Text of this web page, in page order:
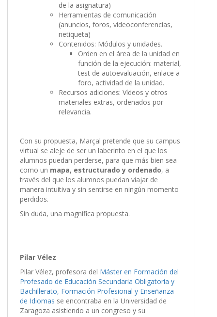
de la asignatura)
Herramientas de comunicación
(anuncios, foros, videoconferencias,
netiqueta)
Contenidos: Módulos y unidades.
Orden en el área de la unidad en
función de la ejecución: material,
test de autoevaluación, enlace a
foro, actividad de la unidad.
Recursos adiciones: Vídeos y otros
materiales extras, ordenados por
relevancia.
Con su propuesta, Marçal pretende que su campus
virtual se aleje de ser un laberinto en el que los
alumnos puedan perderse, para que más bien sea
como un mapa, estructurado y ordenado, a
través del que los alumnos puedan viajar de
manera intuitiva y sin sentirse en ningún momento
perdidos.
Sin duda, una magnífica propuesta.
Pilar Vélez
Pilar Vélez, profesora del Máster en Formación del
Profesado de Educación Secundaria Obligatoria y
Bachillerato, Formación Profesional y Enseñanza
de Idiomas se encontraba en la Universidad de
Zaragoza asistiendo a un congreso y su